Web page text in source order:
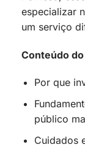
especializar
um serviço
Conteúdo
Por que
público
Cuidados